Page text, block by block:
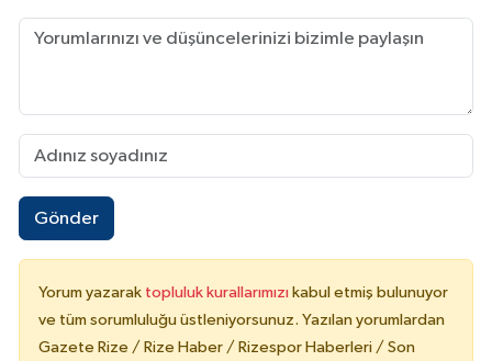
Gönder
Yorum yazarak topluluk kurallarımızı kabul etmiş bulunuyor
ve tüm sorumluluğu üstleniyorsunuz. Yazılan yorumlardan
Gazete Rize / Rize Haber / Rizespor Haberleri / Son